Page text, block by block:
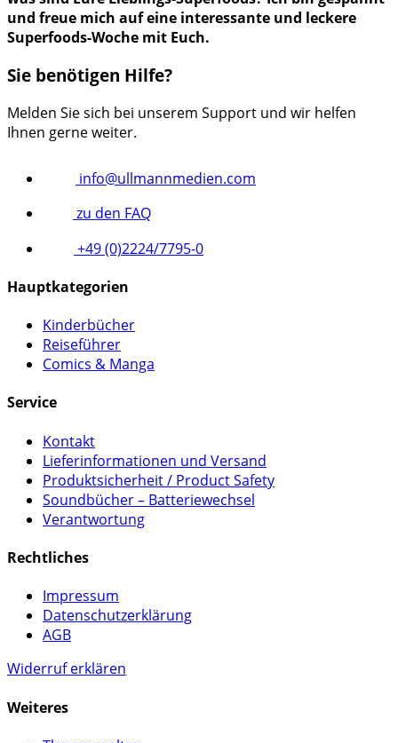
und freue mich auf eine interessante und leckere
Superfoods-Woche mit Euch.
Sie benötigen Hilfe?
Melden Sie sich bei unserem Support und wir helfen
Ihnen gerne weiter.
info@ullmannmedien.com
zu den FAQ
+49 (0)2224/7795-0
Hauptkategorien
Kinderbücher
Reiseführer
Comics & Manga
Service
Kontakt
Lieferinformationen und Versand
Produktsicherheit / Product Safety
Soundbücher – Batteriewechsel
Verantwortung
Rechtliches
Impressum
Datenschutzerklärung
AGB
Widerruf erklären
Weiteres